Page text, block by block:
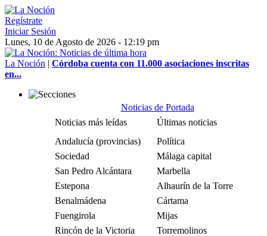
Regístrate
Iniciar Sesión
Lunes, 10 de Agosto de 2026 - 12:19 pm
La Noción | Córdoba cuenta con 11.000 asociaciones inscritas
en...
Noticias de Portada
Noticias más leídas
Últimas noticias
Andalucía (provincias)
Política
Sociedad
Málaga capital
San Pedro Alcántara
Marbella
Estepona
Alhaurín de la Torre
Benalmádena
Cártama
Fuengirola
Mijas
Rincón de la Victoria
Torremolinos